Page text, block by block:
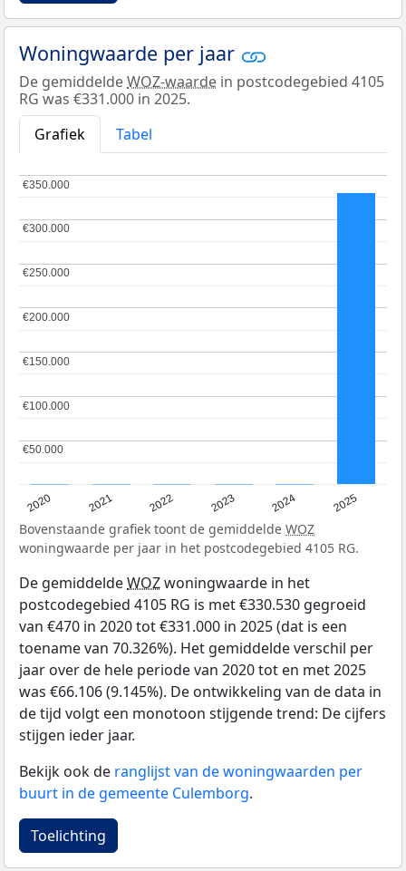
Woningwaarde per jaar
De gemiddeldeWOZ-waarde in postcodegebied 4105
RG was €331.000 in 2025.
Grafiek
Tabel
2020 2021 2022 2023 2024 2025
€50.000
€50.000
€100.000
€100.000
€150.000
€150.000
€200.000
€200.000
€250.000
€250.000
€300.000
€300.000
€350.000
€350.000
Bovenstaande grafiek toont de gemiddelde WOZ
woningwaarde per jaar in het postcodegebied 4105 RG.
De gemiddeldeWOZwoningwaarde in het
postcodegebied 4105 RG is met €330.530 gegroeid
van €470 in 2020 tot €331.000 in 2025 (dat is een
toename van 70.326%). Het gemiddelde verschil per
jaar over de hele periode van 2020 tot en met 2025
was €66.106 (9.145%). De ontwikkeling van de data in
de tijd volgt een monotoon stijgende trend: De cijfers
stijgen ieder jaar.
Bekijk ook de ranglijst van de woningwaarden per
buurt in de gemeente Culemborg.
Toelichting